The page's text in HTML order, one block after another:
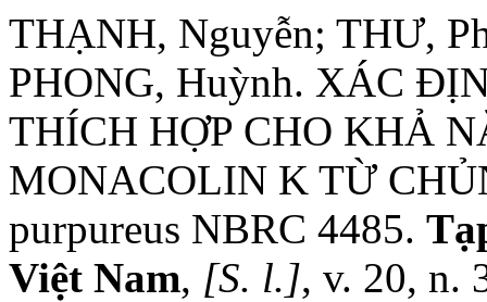
THẠNH, Nguyễn; THƯ,
PHONG, Huỳnh. XÁC
THÍCH HỢP CHO KHẢ
MONACOLIN K TỪ
purpureus NBRC 4485.
Việt Nam, [S. l.], v. 20, n.